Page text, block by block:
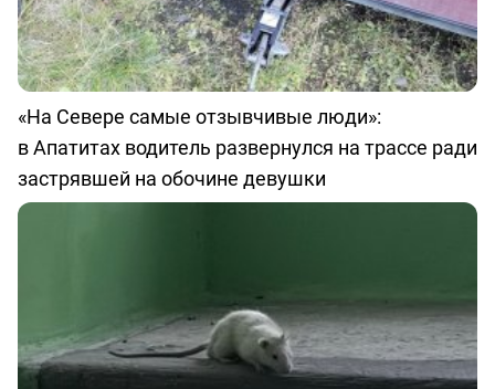
«На Севере самые отзывчивые люди»:
в Апатитах водитель развернулся на трассе ради
застрявшей на обочине девушки